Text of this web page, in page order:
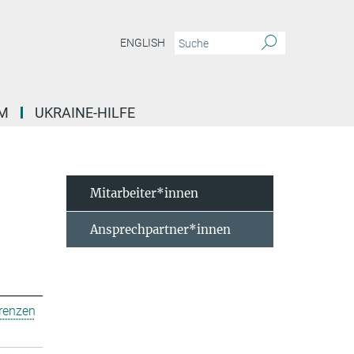
ENGLISH
UKRAINE-HILFE
Mitarbeiter*innen
Ansprechpartner*innen